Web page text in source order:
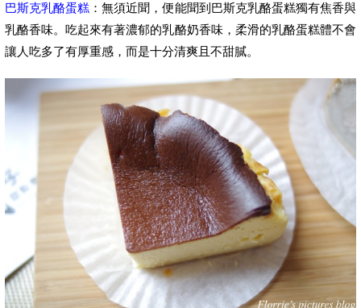
巴斯克乳酪蛋糕 ：無須近聞，便能聞到巴斯克乳酪蛋糕獨有焦香與
乳酪香味。吃起來有著濃郁的乳酪奶香味，柔滑的乳酪蛋糕體不會
讓人吃多了有厚重感，而是十分清爽且不甜膩。